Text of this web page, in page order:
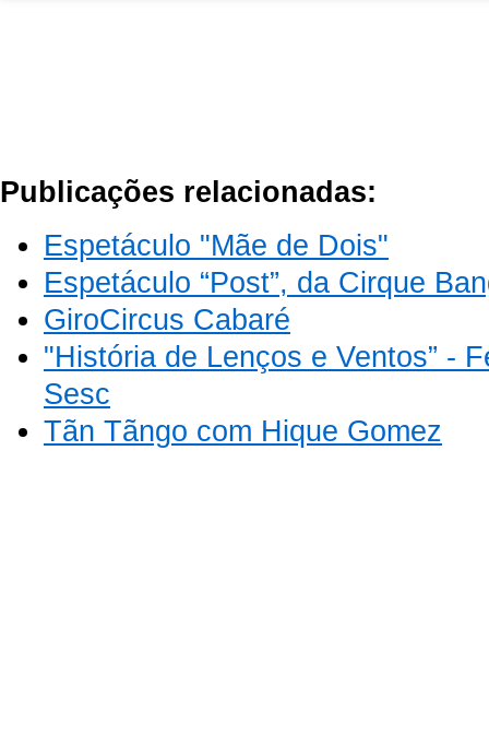
Publicações relacionadas:
Espetáculo "Mãe de Dois"
Espetáculo “Post”, da Cirque
GiroCircus Cabaré
"História de Lenços e Ventos” -
Sesc
Tãn Tãngo com Hique Gomez